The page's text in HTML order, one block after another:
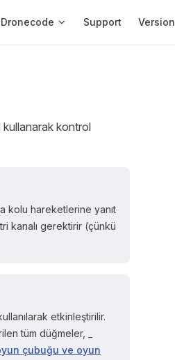
Dronecode Support Version
kullanarak kontrol
kolu hareketlerine yanıt
kanalı gerektirir (çünkü
etkinleştirilir.
tüm düğmeler, _
çubuğu ve oyun